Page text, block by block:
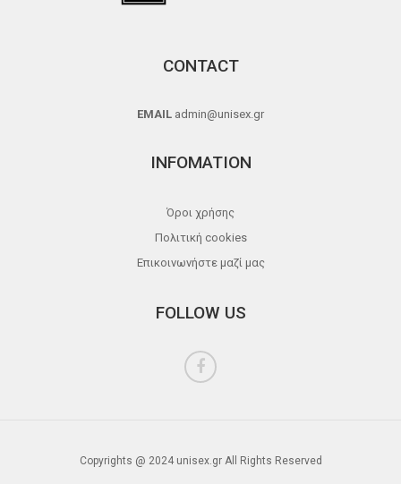
CONTACT
EMAIL admin@unisex.gr
INFOMATION
Όροι χρήσης
Πολιτική cookies
Επικοινωνήστε μαζί μας
FOLLOW US
Copyrights @ 2024 unisex.gr All Rights Reserved